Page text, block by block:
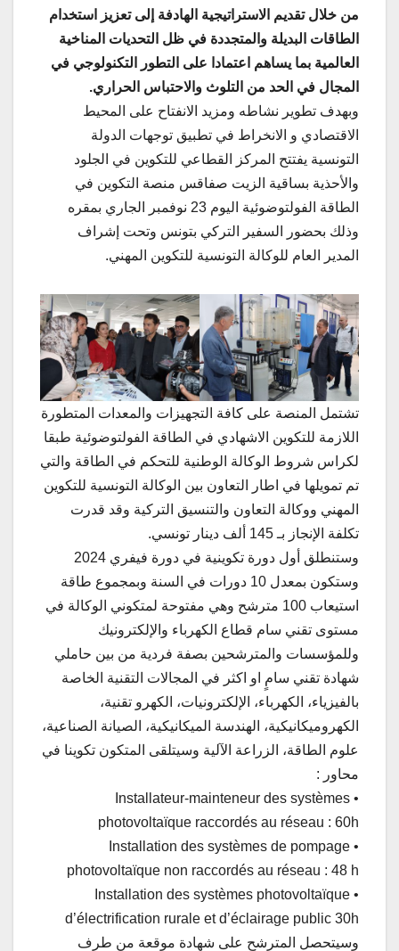
من خلال تقديم الاستراتيجية الهادفة إلى تعزيز استخدام
الطاقات البديلة والمتجددة في ظل التحديات المناخية
العالمية بما يساهم اعتمادا على التطور التكنولوجي في
المجال في الحد من التلوث والاحتباس الحراري.
وبهدف تطوير نشاطه ومزيد الانفتاح على المحيط
الاقتصادي و الانخراط في تطبيق توجهات الدولة
التونسية يفتتح المركز القطاعي للتكوين في الجلود
والأحذية بساقية الزيت صفاقس منصة التكوين في
الطاقة الفولتوضوئية اليوم 23 نوفمبر الجاري بمقره
وذلك بحضور السفير التركي بتونس وتحت إشراف
المدير العام للوكالة التونسية للتكوين المهني.
تشتمل المنصة على كافة التجهيزات والمعدات المتطورة
اللازمة للتكوين الاشهادي في الطاقة الفولتوضوئية طبقا
لكراس شروط الوكالة الوطنية للتحكم في الطاقة والتي
تم تمويلها في اطار التعاون بين الوكالة التونسية للتكوين
المهني ووكالة التعاون والتنسيق التركية وقد قدرت
تكلفة الإنجاز بـ 145 ألف دينار تونسي.
وستنطلق أول دورة تكوينية في دورة فيفري 2024
وستكون بمعدل 10 دورات في السنة وبمجموع طاقة
استيعاب 100 مترشح وهي مفتوحة لمتكوني الوكالة في
مستوى تقني سام قطاع الكهرباء والإلكترونيك
وللمؤسسات والمترشحين بصفة فردية من بين حاملي
شهادة تقني سامٍ او اكثر في المجالات التقنية الخاصة
بالفيزياء، الكهرباء، الإلكترونيات، الكهرو تقنية،
الكهروميكانيكية، الهندسة الميكانيكية، الصيانة الصناعية،
علوم الطاقة، الزراعة الآلية وسيتلقى المتكون تكوينا في
محاور :
• Installateur-mainteneur des systèmes
photovoltaïque raccordés au réseau : 60h
• Installation des systèmes de pompage
photovoltaïque non raccordés au réseau : 48 h
• Installation des systèmes photovoltaïque
d’électrification rurale et d’éclairage public 30h
وسيتحصل المترشح على شهادة موقعة من طرف